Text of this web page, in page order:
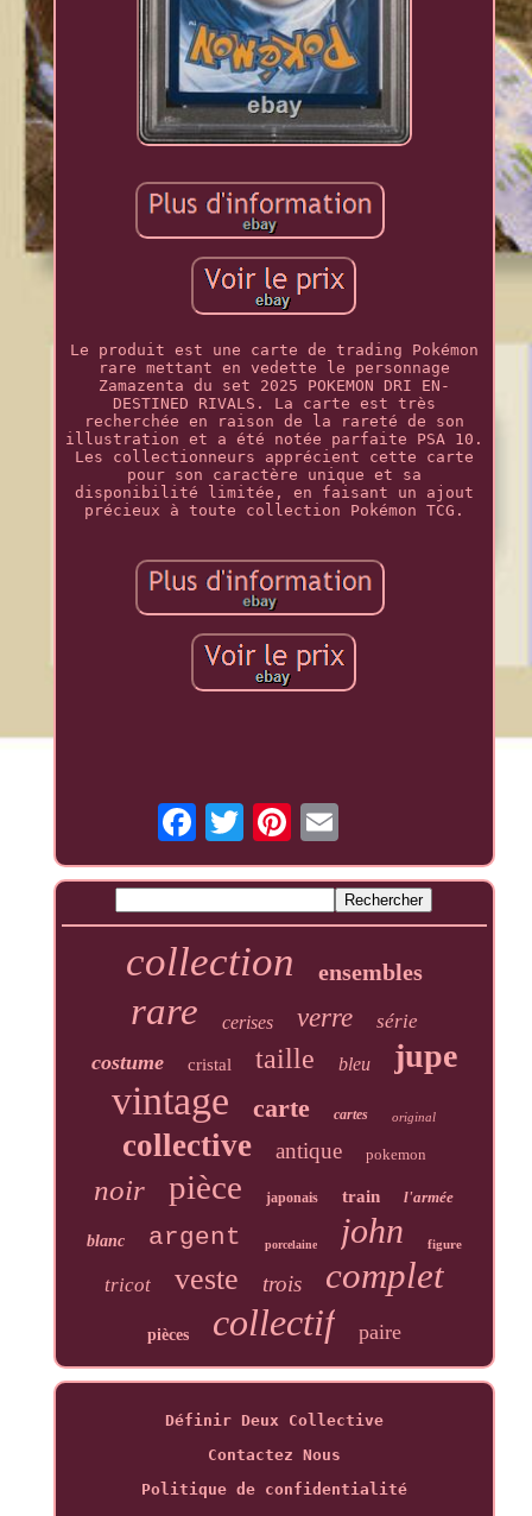
Le produit est une carte de trading Pokémon
rare mettant en vedette le personnage
Zamazenta du set 2025 POKEMON DRI EN-
DESTINED RIVALS. La carte est très
recherchée en raison de la rareté de son
illustration et a été notée parfaite PSA 10.
Les collectionneurs apprécient cette carte
pour son caractère unique et sa
disponibilité limitée, en faisant un ajout
précieux à toute collection Pokémon TCG.
collection ensembles
rare cerises verre série
costume cristal taille bleu jupe
vintage carte cartes original
collective antique pokemon
noir pièce japonais train l'armée
blanc argent porcelaine john figure
tricot veste trois complet
pièces collectif paire
Définir Deux Collective
Contactez Nous
Politique de confidentialité